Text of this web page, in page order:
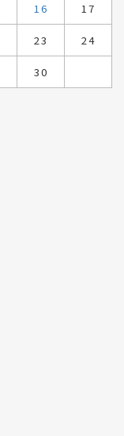
16 17
23 24
30